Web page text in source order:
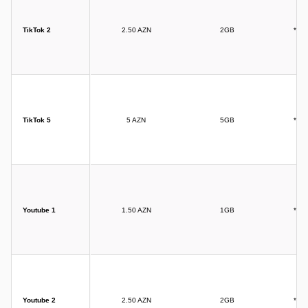
TikTok 2
TikTok 5
Youtube 1
Youtube 2
2.50 AZN 2GB
5 AZN 5GB
1.50 AZN 1GB
2.50 AZN 2GB